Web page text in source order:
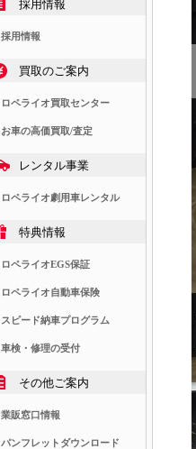
採用情報
採用情報
買取のご案内
ロペライオ買取センター
お車の高価買取/査定
レンタル事業
ロペライオ劇用車レンタル
特典情報
ロペライオEGS保証
ロペライオ自動車保険
スピード納車プログラム
車検・修理の受付
その他ご案内
業販窓口情報
パンフレットダウンロード